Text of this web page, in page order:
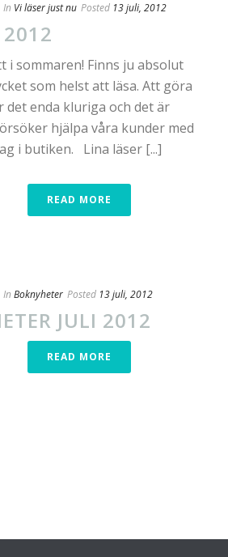
In Vi läser just nu Posted 13 juli, 2012
2012
i sommaren! Finns ju absolut
som helst att läsa. Att göra
det enda kluriga och det är
hjälpa våra kunder med
i butiken. Lina läser [...]
READ MORE
In Boknyheter Posted 13 juli, 2012
JULI 2012
READ MORE